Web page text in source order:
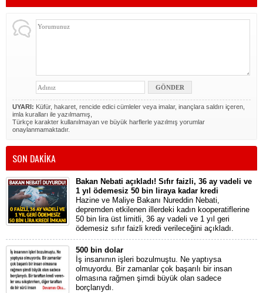
UYARI: Küfür, hakaret, rencide edici cümleler veya imalar, inançlara saldırı içeren,
imla kuralları ile yazılmamış,
Türkçe karakter kullanılmayan ve büyük harflerle yazılmış yorumlar
onaylanmamaktadır.
SON DAKİKA
Bakan Nebati açıkladı! Sıfır faizli, 36 ay vadeli ve
1 yıl ödemesiz 50 bin liraya kadar kredi
Hazine ve Maliye Bakanı Nureddin Nebati,
depremden etkilenen illerdeki kadın kooperatiflerine
50 bin lira üst limitli, 36 ay vadeli ve 1 yıl geri
ödemesiz sıfır faizli kredi verileceğini açıkladı.
500 bin dolar
İş insanının işleri bozulmuştu. Ne yaptıysa
olmuyordu. Bir zamanlar çok başarılı bir insan
olmasına rağmen şimdi büyük olan sadece
borçlarıydı.